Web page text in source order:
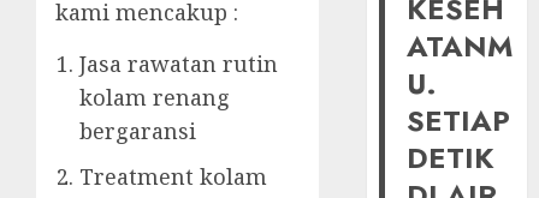
kami mencakup :
Jasa rawatan rutin
kolam renang
bergaransi
Treatment kolam
KESEH
ATANM
U.
SETIAP
DETIK